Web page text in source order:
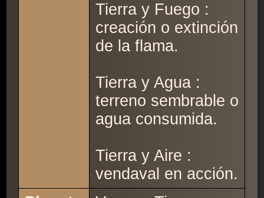
Tierra y Fuego :
creación o extinción
de la flama.
Tierra y Agua :
terreno sembrable o
agua consumida.
Tierra y Aire :
vendaval en acción.